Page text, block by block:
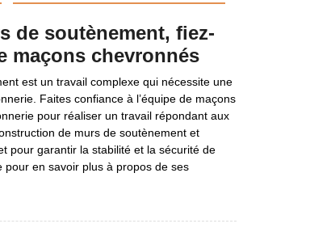
de soutènement, fiez-
maçons chevronnés
est un travail complexe qui nécessite une
Faites confiance à l’équipe de maçons
pour réaliser un travail répondant aux
de murs de soutènement et
pour garantir la stabilité et la sécurité de
en savoir plus à propos de ses